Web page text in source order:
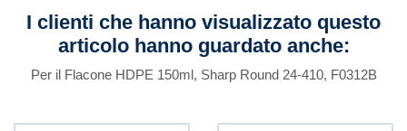
I clienti che hanno visualizzato questo
articolo hanno guardato anche:
Per il Flacone HDPE 150ml, Sharp Round 24-410, F0312B